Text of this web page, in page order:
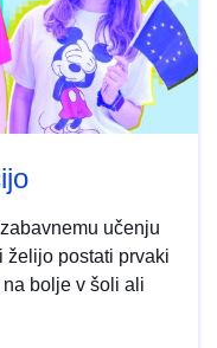
učenju
želijo postati prvaki
bolje v šoli ali